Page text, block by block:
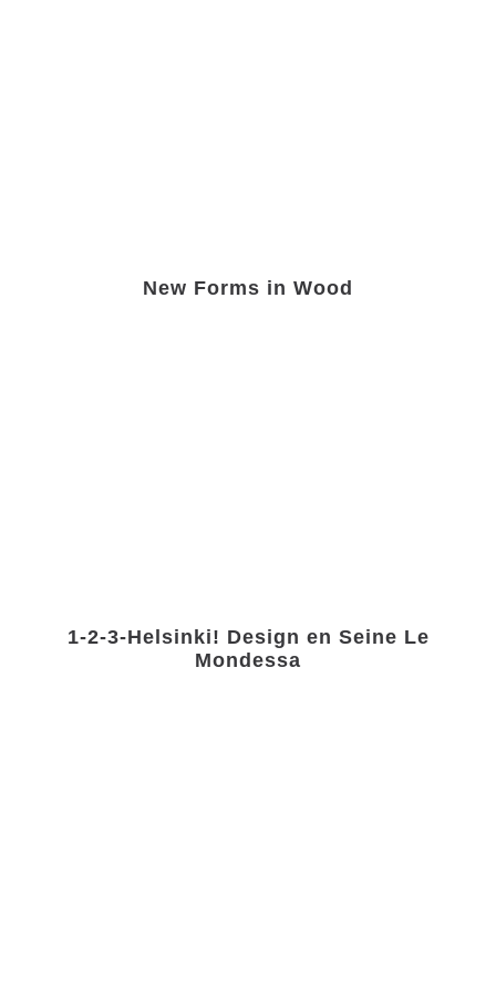
New Forms in Wood
1-2-3-Helsinki! Design en Seine Le
Mondessa